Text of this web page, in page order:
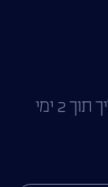
או השאירו פרטים ואדאג לחזור אליך תוך 2 ימי